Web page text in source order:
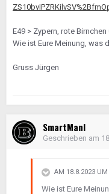
E49 > Zypern, rote
Wie ist Eure Meinung, was
Gruss Jürgen
SmartManI
Geschrieben am
AM 18.8.2023 UM
Wie ist Eure